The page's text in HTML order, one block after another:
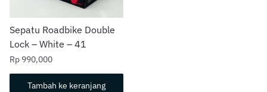
halaman
produk
Sepatu Roadbike Double
Lock – White – 41
Rp 990,000
Tambah ke keranjang